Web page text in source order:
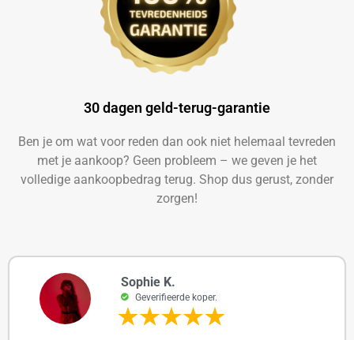
30 dagen geld-terug-garantie​
Ben je om wat voor reden dan ook niet helemaal tevreden
met je aankoop? Geen probleem – we geven je het
volledige aankoopbedrag terug. Shop dus gerust, zonder
zorgen!
Sophie K.
Geverifieerde koper.